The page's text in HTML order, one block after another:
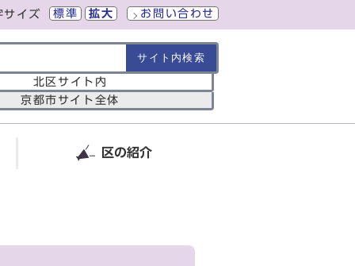
サイズ 標準 拡大 お問い合わせ
北区サイト内
京都市サイト全体
区の紹介